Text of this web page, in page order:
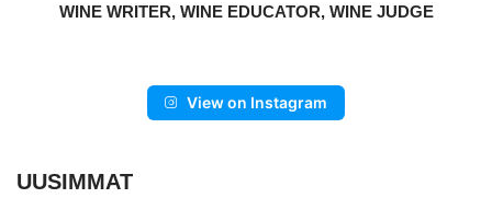
WINE WRITER, WINE EDUCATOR, WINE JUDGE
View on Instagram
UUSIMMAT